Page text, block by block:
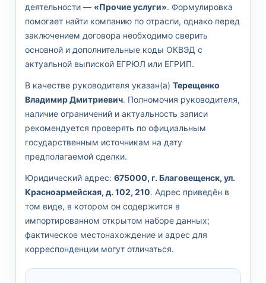
деятельности — «Прочие услуги». Формулировка
помогает найти компанию по отрасли, однако перед
заключением договора необходимо сверить
основной и дополнительные коды ОКВЭД с
актуальной выпиской ЕГРЮЛ или ЕГРИП.
В качестве руководителя указан(а) Терещенко
Владимир Дмитриевич. Полномочия руководителя,
наличие ограничений и актуальность записи
рекомендуется проверять по официальным
государственным источникам на дату
предполагаемой сделки.
Юридический адрес: 675000, г. Благовещенск, ул.
Красноармейская, д. 102, 210. Адрес приведён в
том виде, в котором он содержится в
импортированном открытом наборе данных;
фактическое местонахождение и адрес для
корреспонденции могут отличаться.